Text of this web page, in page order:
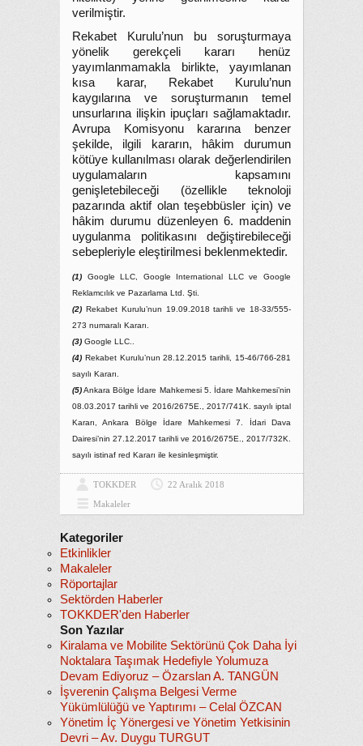
verilmiştir.
Rekabet Kurulu’nun bu soruşturmaya
yönelik gerekçeli kararı henüz
yayımlanmamakla birlikte, yayımlanan
kısa karar, Rekabet Kurulu’nun
kaygılarına ve soruşturmanın temel
unsurlarına ilişkin ipuçları sağlamaktadır.
Avrupa Komisyonu kararına benzer
şekilde, ilgili kararın, hâkim durumun
kötüye kullanılması olarak değerlendirilen
uygulamaların kapsamını
genişletebileceği (özellikle teknoloji
pazarında aktif olan teşebbüsler için) ve
hâkim durumu düzenleyen 6. maddenin
uygulanma politikasını değiştirebileceği
sebepleriyle eleştirilmesi beklenmektedir.
(1) Google LLC, Google International LLC ve Google
Reklamcılık ve Pazarlama Ltd. Şti.
(2) Rekabet Kurulu’nun 19.09.2018 tarihli ve 18-33/555-
273 numaralı Kararı.
(3) Google LLC..
(4) Rekabet Kurulu’nun 28.12.2015 tarihli, 15-46/766-281
sayılı Kararı.
(5)Ankara Bölge İdare Mahkemesi 5. İdare Mahkemesi’nin
08.03.2017 tarihli ve 2016/2675E., 2017/741K. sayılı iptal
Kararı, Ankara Bölge İdare Mahkemesi 7. İdari Dava
Dairesi’nin 27.12.2017 tarihli ve 2016/2675E., 2017/732K.
sayılı istinaf red Kararı ile kesinleşmiştir.
TOKKDER
22 Aralık 2018
Makaleler
Kategoriler
Etkinlikler
Makaleler
Röportajlar
Sektörden Haberler
TOKKDER'den Haberler
Son Yazılar
Kiralama ve Mobilite Sektörünü Çok Daha İyi
Noktalara Taşımak Hedefiyle Yolumuza
Devam Ediyoruz – Özarslan A. TANGÜN
İşverenin Çalışma Belgesi Verme
Yükümlülüğü ve Yaptırımı – Celal ÖZCAN
Yönetim İç Yönergesi ve Yönetim Yetkisinin
Devri – Av. Duygu TURGUT